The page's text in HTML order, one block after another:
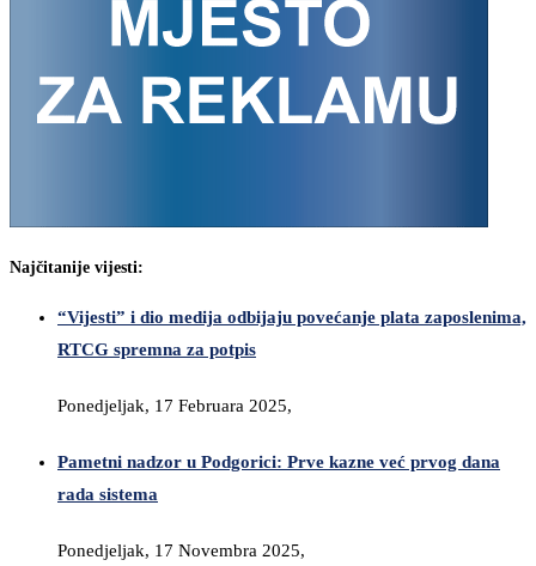
Najčitanije vijesti:
“Vijesti” i dio medija odbijaju povećanje plata zaposlenima,
RTCG spremna za potpis
Ponedjeljak, 17 Februara 2025,
Pametni nadzor u Podgorici: Prve kazne već prvog dana
rada sistema
Ponedjeljak, 17 Novembra 2025,